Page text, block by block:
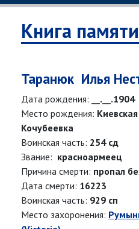
Книга
Таранюк Илья
Дата рождения:
__.__.1904
Место рождения:
Кочубеевка
Воинская часть: 254 сд
Звание: красноармеец
Причина смерти: пропал
Дата смерти: 16223
Воинская часть: 929 сп
Место захоронения: